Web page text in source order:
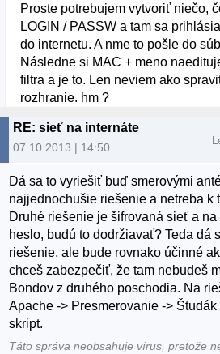
Proste potrebujem vytvoriť niečo,
LOGIN / PASSW a tam sa
do internetu. A nme to pošle do
Následne si MAC + meno
filtra a je to. Len neviem ako
rozhranie. hm ?
RE: sieť na internáte
07.10.2013 | 14:50
Dá sa to vyriešiť buď smerovými
najjednochušie riešenie a netreba k
Druhé riešenie je šifrovaná sieť a
heslo, budú to dodržiavať? Teda dá
riešenie, ale bude rovnako účinné
chceš zabezpečiť, že tam nebudeš
Bondov z druhého poschodia. Na
Apache -> Presmerovanie ->
skript.
Táto správa neobsahuje vírus, pretože